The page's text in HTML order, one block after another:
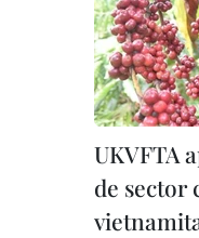
UKVFTA
de sector